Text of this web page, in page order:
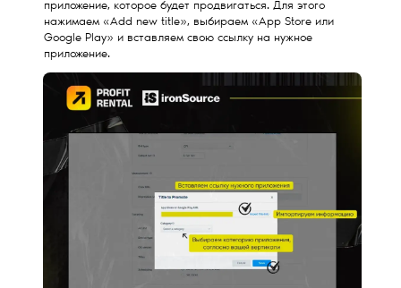
приложение, которое будет продвигаться. Для этого
нажимаем «Add new title», выбираем «App Store или
Google Play» и вставляем свою ссылку на нужное
приложение.